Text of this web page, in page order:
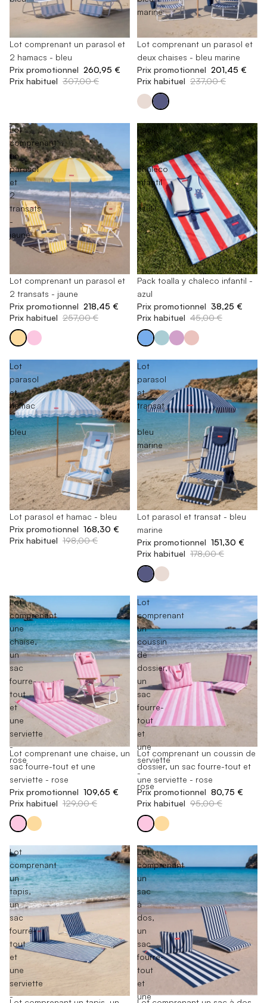
-15%
Lot comprenant un parasol et
2 hamacs - bleu
Prix promotionnel 260,95 €
Prix habituel 307,00 €
marine
-15%
Lot comprenant un parasol et
deux chaises - bleu marine
Prix promotionnel 201,45 €
Prix habituel 237,00 €
Lot
comprenant
un
parasol
et
2
transats
-
jaune
-15%
Lot comprenant un parasol et
2 transats - jaune
Prix promotionnel 218,45 €
Prix habituel 257,00 €
Pack
toalla
y
chaleco
infantil
-
azul
-15%
Pack toalla y chaleco infantil -
azul
Prix promotionnel 38,25 €
Prix habituel 45,00 €
Lot
parasol
et
hamac
-
bleu
-15%
Lot parasol et hamac - bleu
Prix promotionnel 168,30 €
Prix habituel 198,00 €
Lot
parasol
et
transat
-
bleu
marine
-15%
Lot parasol et transat - bleu
marine
Prix promotionnel 151,30 €
Prix habituel 178,00 €
Lot
comprenant
une
chaise,
un
sac
fourre-
tout
et
une
serviette
-
rose
En rupture de stock
Lot comprenant une chaise, un
sac fourre-tout et une
serviette - rose
Prix promotionnel 109,65 €
Prix habituel 129,00 €
Lot
comprenant
un
coussin
de
dossier,
un
sac
fourre-
tout
et
une
serviette
-
rose
En rupture de stock
Lot comprenant un coussin de
dossier, un sac fourre-tout et
une serviette - rose
Prix promotionnel 80,75 €
Prix habituel 95,00 €
Lot
comprenant
un
tapis,
un
sac
fourre-
tout
et
une
serviette
-
Lot
comprenant
un
sac
à
dos,
un
sac
fourre-
tout
et
une